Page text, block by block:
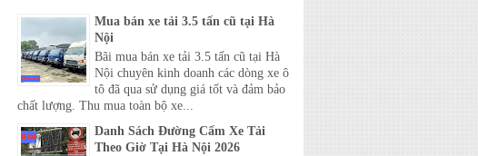
Mua bán xe tải 3.5 tấn cũ tại Hà
Nội
Bãi mua bán xe tải 3.5 tấn cũ tại Hà
Nội chuyên kinh doanh các dòng xe ô
tô đã qua sử dụng giá tốt và đảm bảo
chất lượng. Thu mua toàn bộ xe...
Danh Sách Đường Cấm Xe Tải
Theo Giờ Tại Hà Nội 2026